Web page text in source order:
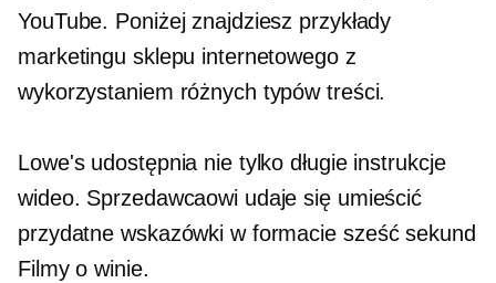
YouTube. Poniżej znajdziesz przykłady
marketingu sklepu internetowego z
wykorzystaniem różnych typów treści.
Lowe's udostępnia nie tylko długie instrukcje
wideo. Sprzedawcaowi udaje się umieścić
przydatne wskazówki w formacie sześć sekund
Filmy o winie.